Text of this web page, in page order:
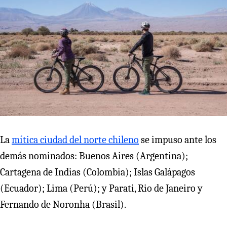
Lamítica ciudad del norte chileno se impuso ante los
demás nominados: Buenos Aires (Argentina);
Cartagena de Indias (Colombia); Islas Galápagos
(Ecuador); Lima (Perú); y Parati, Rio de Janeiro y
Fernando de Noronha (Brasil).